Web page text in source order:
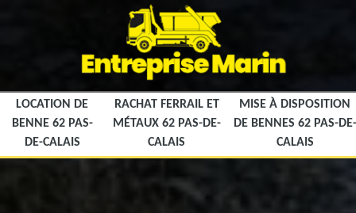
LOCATION DE
BENNE 62 PAS-
DE-CALAIS
RACHAT FERRAIL ET
MÉTAUX 62 PAS-DE-
CALAIS
MISE À DISPOSITION
DE BENNES 62 PAS-DE-
CALAIS